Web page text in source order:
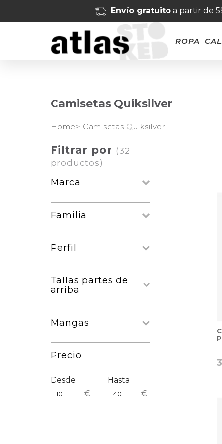
Envío gratuitoa partir de
ROPA
Camisetas Quiksilver
Home> Camisetas Quiksilver
Filtrar por (32
productos)
Marca
Familia
Perfil
Tallas partes de
arriba
Mangas
Precio
Desde
€
Hasta
€